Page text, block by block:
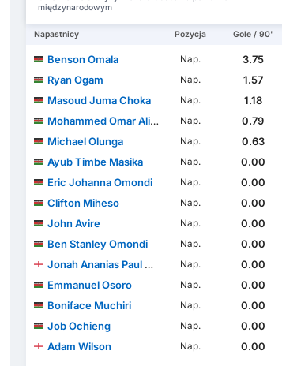
międzynarodowym
Napastnicy Pozycja Gole / 90'
Benson Omala Nap.
3.75
Ryan Ogam
Nap.
1.57
Masoud Juma Choka
Nap.
1.18
Mohammed Omar Ali Bajaber
Nap.
0.79
Michael Olunga
Nap.
0.63
Ayub Timbe Masika
Nap.
0.00
Eric Johanna Omondi
Nap.
0.00
Clifton Miheso
Nap.
0.00
John Avire
Nap.
0.00
Ben Stanley Omondi
Nap.
0.00
Jonah Ananias Paul Ayunga
Nap.
0.00
Emmanuel Osoro
Nap.
0.00
Boniface Muchiri
Nap.
0.00
Job Ochieng
Nap.
0.00
Adam Wilson
Nap. 0.00